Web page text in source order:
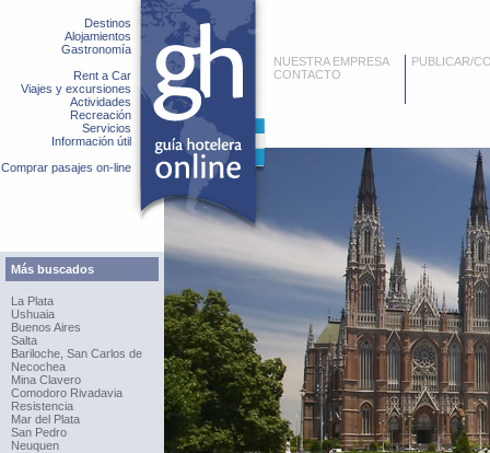
Destinos
Alojamientos
Gastronomía
Rent a Car
Viajes y excursiones
Actividades
Recreación
Servicios
Información útil
Comprar pasajes on-line
Más buscados
La Plata
Ushuaia
Buenos Aires
Salta
Bariloche, San Carlos de
Necochea
Mina Clavero
Comodoro Rivadavia
Resistencia
Mar del Plata
San Pedro
Neuquen
NUESTRA EMPRESA
CONTACTO
PUBLICAR/